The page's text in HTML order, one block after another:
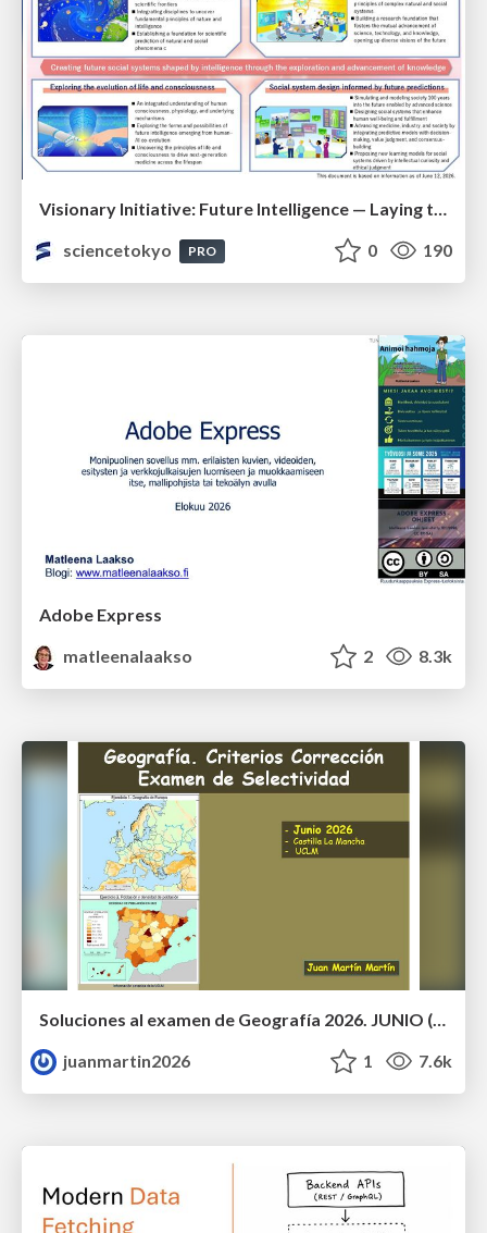
Visionary Initiative: Future Intelligence — Laying the foundations for the future of science, intelligence, and society | Science Tokyo
sciencetokyo
PRO 0 190
Adobe Express
matleenalaakso
2 8.3k
Soluciones al examen de Geografía 2026. JUNIO (Convocatoria Ordinaria)
juanmartin2026
1 7.6k